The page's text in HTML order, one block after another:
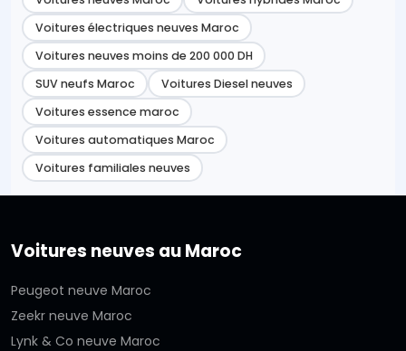
Voitures électriques neuves Maroc
Voitures neuves moins de 200 000 DH
SUV neufs Maroc
Voitures Diesel neuves
Voitures essence maroc
Voitures automatiques Maroc
Voitures familiales neuves
Voitures neuves au Maroc
Peugeot neuve Maroc
Zeekr neuve Maroc
Lynk & Co neuve Maroc